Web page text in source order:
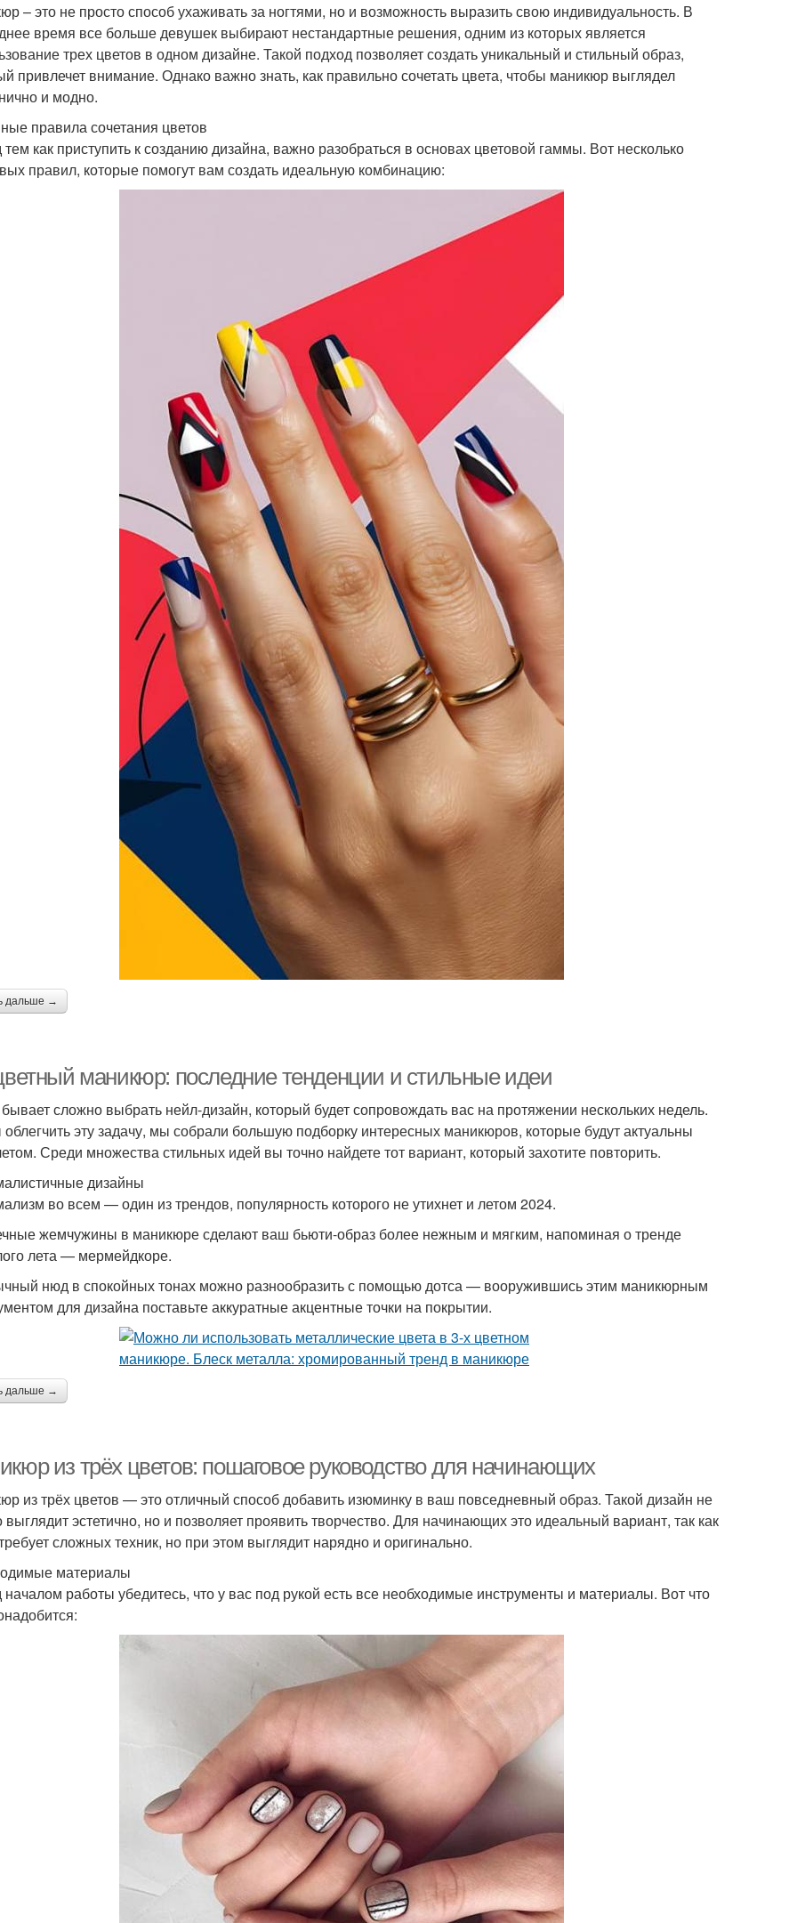
– это не просто способ ухаживать за ногтями, но и возможность выразить свою индивидуальность. В
время все больше девушек выбирают нестандартные решения, одним из которых является
трех цветов в одном дизайне. Такой подход позволяет создать уникальный и стильный образ,
привлечет внимание. Однако важно знать, как правильно сочетать цвета, чтобы маникюр выглядел
и модно.
правила сочетания цветов
как приступить к созданию дизайна, важно разобраться в основах цветовой гаммы. Вот несколько
правил, которые помогут вам создать идеальную комбинацию:
дальше →
маникюр: последние тенденции и стильные идеи
сложно выбрать нейл-дизайн, который будет сопровождать вас на протяжении нескольких недель.
эту задачу, мы собрали большую подборку интересных маникюров, которые будут актуальны
Среди множества стильных идей вы точно найдете тот вариант, который захотите повторить.
дизайны
во всем — один из трендов, популярность которого не утихнет и летом 2024.
жемчужины в маникюре сделают ваш бьюти-образ более нежным и мягким, напоминая о тренде
лета — мермейдкоре.
нюд в спокойных тонах можно разнообразить с помощью дотса — вооружившись этим маникюрным
для дизайна поставьте аккуратные акцентные точки на покрытии.
дальше →
из трёх цветов: пошаговое руководство для начинающих
из трёх цветов — это отличный способ добавить изюминку в ваш повседневный образ. Такой дизайн не
выглядит эстетично, но и позволяет проявить творчество. Для начинающих это идеальный вариант, так как
сложных техник, но при этом выглядит нарядно и оригинально.
материалы
работы убедитесь, что у вас под рукой есть все необходимые инструменты и материалы. Вот что